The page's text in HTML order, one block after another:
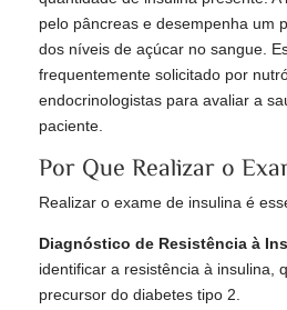
pelo pâncreas e desempenha um
dos níveis de açúcar no sangue.
frequentemente solicitado por
endocrinologistas para avaliar a
paciente.
Por Que Realizar o
Realizar o exame de insulina é
Diagnóstico de Resistência à
identificar a resistência à insulina,
precursor do diabetes tipo 2.